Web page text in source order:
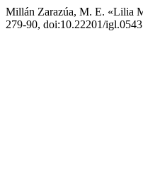
Millán Zarazúa, M. E. «Lilia
279-90, doi:10.22201/